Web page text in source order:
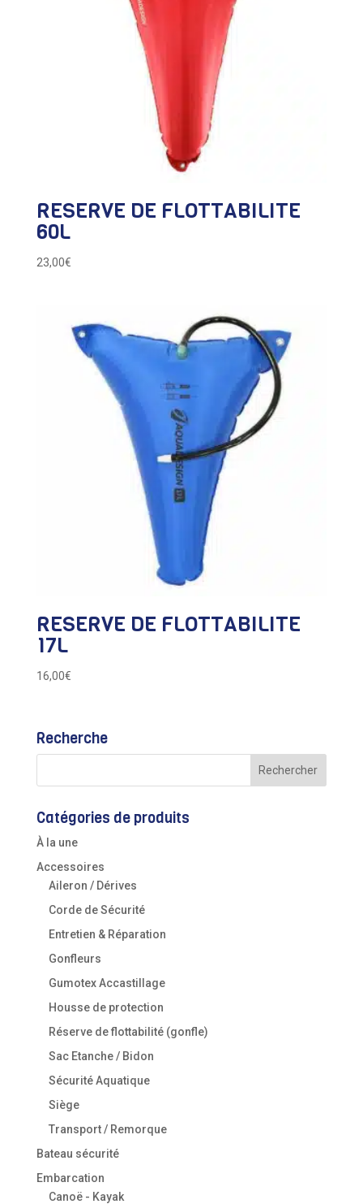
RESERVE DE FLOTTABILITE
60L
23,00€
RESERVE DE FLOTTABILITE
17L
16,00€
Recherche
Catégories de produits
À la une
Accessoires
Aileron / Dérives
Corde de Sécurité
Entretien & Réparation
Gonfleurs
Gumotex Accastillage
Housse de protection
Réserve de flottabilité (gonfle)
Sac Etanche / Bidon
Sécurité Aquatique
Siège
Transport / Remorque
Bateau sécurité
Embarcation
Canoë - Kayak